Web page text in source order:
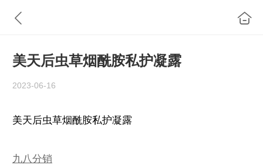
美天后虫草烟酰胺私护凝露
2023-06-16
美天后虫草烟酰胺私护凝露
九八分销